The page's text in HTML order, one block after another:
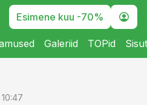
Esimene kuu -70%
Galeriid TOPid